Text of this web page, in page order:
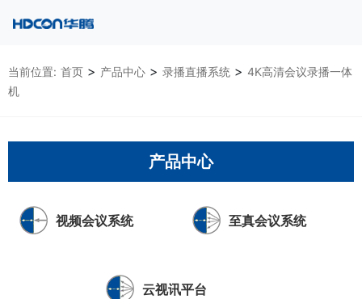
当前位置: 首页 > 产品中心 > 录播直播系统 > 4K高清会议录播一体
机
产品中心
视频会议系统 至真会议系统
云视讯平台